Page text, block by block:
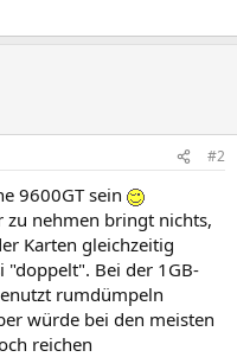
#2
9600GT sein
zu nehmen bringt nichts,
Karten gleichzeitig
"doppelt". Bei der 1GB-
rumdümpeln
würde bei den meisten
reichen